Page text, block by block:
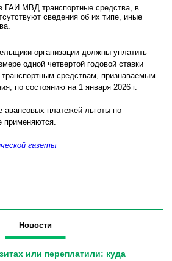
ГАИ МВД транспортные средства, в
сведения об их типе, иные
организации должны уплатить
одной четвертой годовой ставки
транспортным средствам, признаваемым
по состоянию на 1 января 2026 г.
авансовых платежей льготы по
применяются.
газеты
Новости
или переплатили: куда